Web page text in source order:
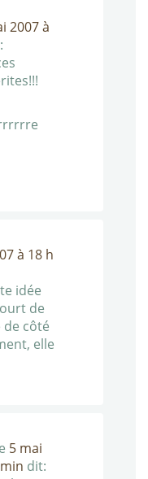
2007 à
à 18 h
idée
de
côté
elle
5 mai
dit: